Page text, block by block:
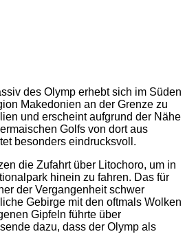
des Olymp erhebt sich im Süden
Makedonien an der Grenze zu
und erscheint aufgrund der Nähe
Golfs von dort aus
besonders eindrucksvoll.
die Zufahrt über Litochoro, um in
hinein zu fahren. Das für
der Vergangenheit schwer
Gebirge mit den oftmals Wolken
Gipfeln führte über
dazu, dass der Olymp als